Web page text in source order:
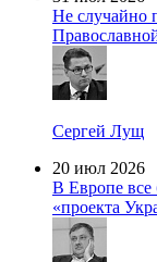
Не случайно
Сергей Лущ
20 июл 2026
В Европе
«проекта